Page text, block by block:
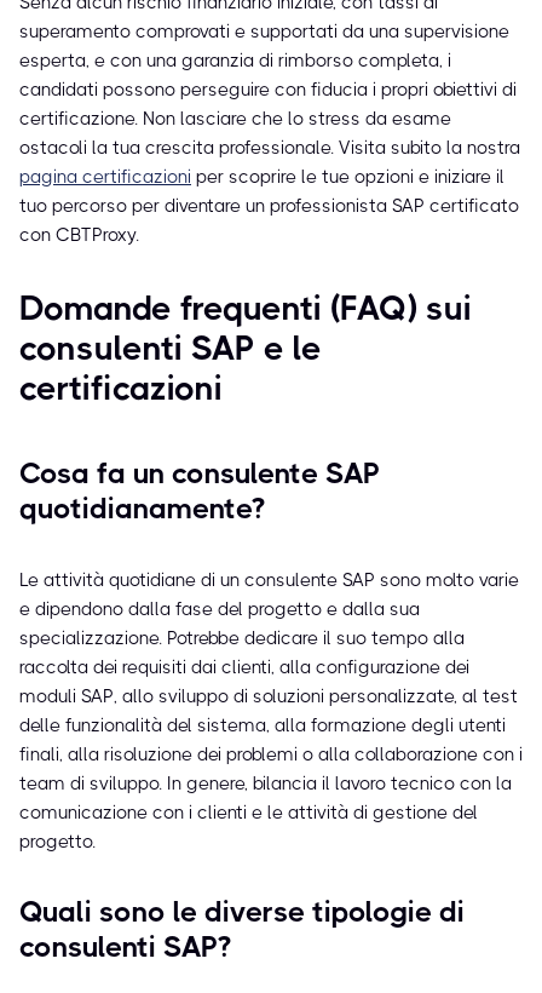
superamento comprovati e supportati da una supervisione
esperta, e con una garanzia di rimborso completa, i
candidati possono perseguire con fiducia i propri obiettivi di
certificazione. Non lasciare che lo stress da esame
ostacoli la tua crescita professionale. Visita subito la nostra
pagina certificazioni per scoprire le tue opzioni e iniziare il
tuo percorso per diventare un professionista SAP certificato
con CBTProxy.
Domande frequenti (FAQ) sui
consulenti SAP e le
certificazioni
Cosa fa un consulente SAP
quotidianamente?
Le attività quotidiane di un consulente SAP sono molto varie
e dipendono dalla fase del progetto e dalla sua
specializzazione. Potrebbe dedicare il suo tempo alla
raccolta dei requisiti dai clienti, alla configurazione dei
moduli SAP, allo sviluppo di soluzioni personalizzate, al test
delle funzionalità del sistema, alla formazione degli utenti
finali, alla risoluzione dei problemi o alla collaborazione con i
team di sviluppo. In genere, bilancia il lavoro tecnico con la
comunicazione con i clienti e le attività di gestione del
progetto.
Quali sono le diverse tipologie di
consulenti SAP?